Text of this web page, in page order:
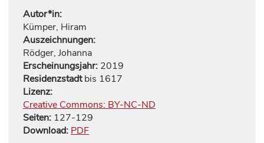
Autor*in:
Kümper, Hiram
Auszeichnungen:
Rödger, Johanna
Erscheinungsjahr: 2019
Residenzstadtbis 1617
Lizenz:
Creative Commons: BY-NC-ND
Seiten: 127-129
Download: PDF